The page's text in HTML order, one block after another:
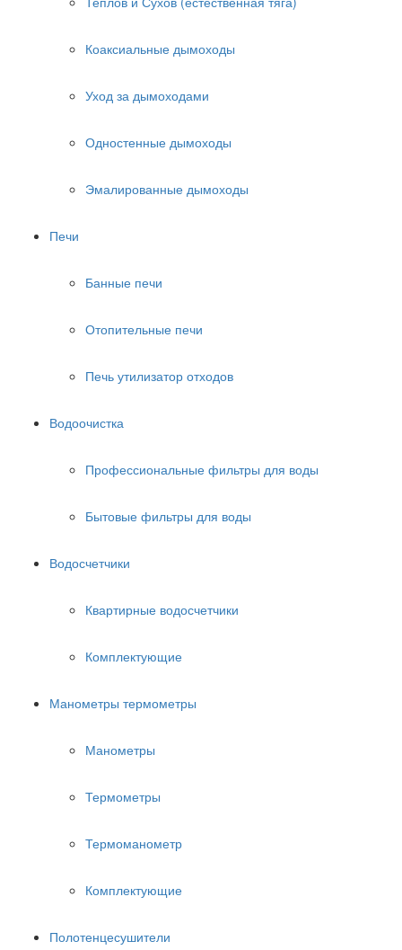
Коаксиальные дымоходы
Уход за дымоходами
Одностенные дымоходы
Эмалированные дымоходы
Печи
Банные печи
Отопительные печи
Печь утилизатор отходов
Водоочистка
Профессиональные фильтры для воды
Бытовые фильтры для воды
Водосчетчики
Квартирные водосчетчики
Комплектующие
Манометры термометры
Манометры
Термометры
Термоманометр
Комплектующие
Полотенцесушители